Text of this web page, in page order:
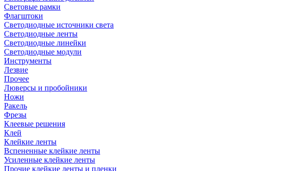
Световые рамки
Флагштоки
Светодиодные источники света
Светодиодные ленты
Светодиодные линейки
Светодиодные модули
Инструменты
Лезвие
Прочее
Люверсы и пробойники
Ножи
Ракель
Фрезы
Клеевые решения
Клей
Клейкие ленты
Вспененные клейкие ленты
Усиленные клейкие ленты
Прочие клейкие ленты и пленки